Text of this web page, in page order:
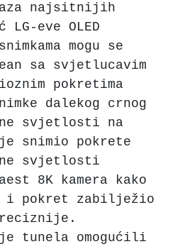
najsitnijih
eve OLED
mogu se
sa svjetlucavim
pokretima
dalekog crnog
svjetlosti na
je snimio pokrete
svjetlosti
8K kamera kako
pokret zabilježio
tunela omogućili